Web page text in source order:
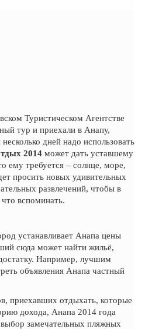
Туристическом Агентстве
тур и приехали в Анапу,
дней надо использовать
2014 может дать уставшему
ему требуется – солнце, море,
просить новых удивительных
развлечений, чтобы в
вспоминать.
устанавливает Анапа цены
сюда может найти жильё,
Например, лучшим
объявления Анапа частный
приехавших отдыхать, которые
дохода, Анапа 2014 года
замечательных пляжных